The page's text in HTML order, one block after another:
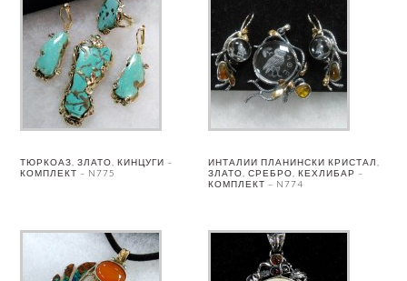
ТЮРКОАЗ, ЗЛАТО, КИНЦУГИ –
КОМПЛЕКТ – N775
ИНТАЛИИ ПЛАНИНСКИ КРИСТАЛ,
ЗЛАТО, СРЕБРО, КЕХЛИБАР –
КОМПЛЕКТ – N774